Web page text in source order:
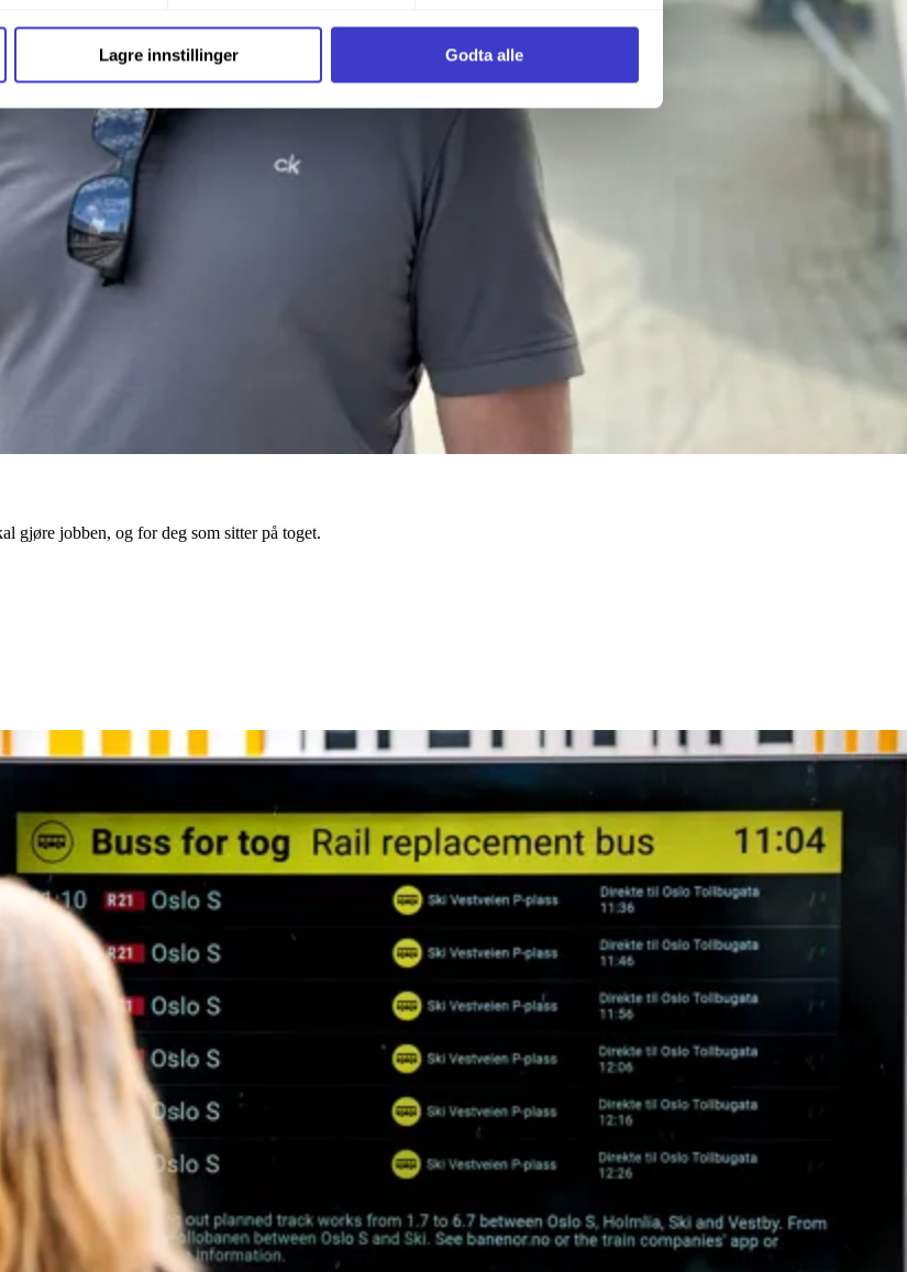
og annen teknologi, og hvordan vi samler inn og behandler
(Cookies)
Lagre innstillinger Godta alle
gjøre jobben, og for deg som sitter på toget.